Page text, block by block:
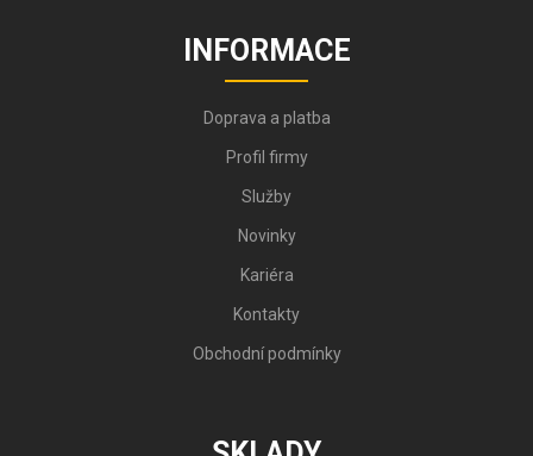
INFORMACE
Doprava a platba
Profil firmy
Služby
Novinky
Kariéra
Kontakty
Obchodní podmínky